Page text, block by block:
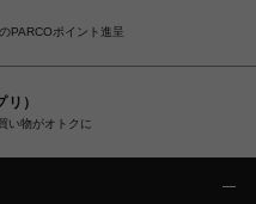
PARCOポイント進呈
）
い物がオトクに